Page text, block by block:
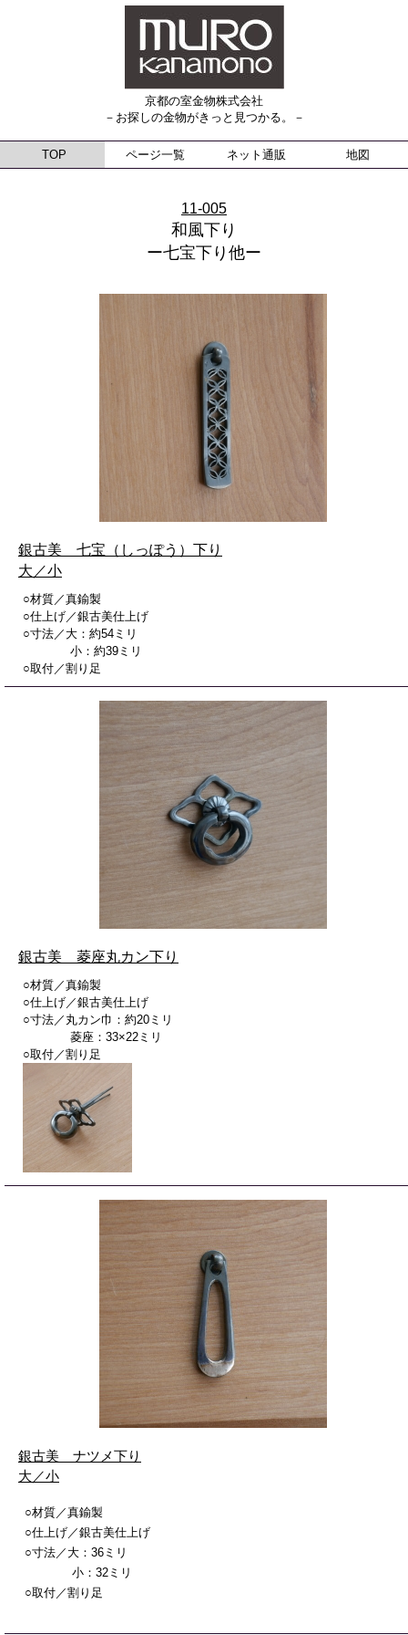
京都の室金物株式会社
－お探しの金物がきっと見つかる。－
TOP ページ一覧 ネット通販 地図
11-005
和風下り
ー七宝下り他ー
銀古美 七宝（しっぽう）下り
大／小
○材質／真鍮製
○仕上げ／銀古美仕上げ
○寸法／大：約54ミリ
小：約39ミリ
○取付／割り足
銀古美 菱座丸カン下り
○材質／真鍮製
○仕上げ／銀古美仕上げ
○寸法／丸カン巾：約20ミリ
菱座：33×22ミリ
○取付／割り足
銀古美 ナツメ下り
大／小
○材質／真鍮製
○仕上げ／銀古美仕上げ
○寸法／大：36ミリ
小：32ミリ
○取付／割り足